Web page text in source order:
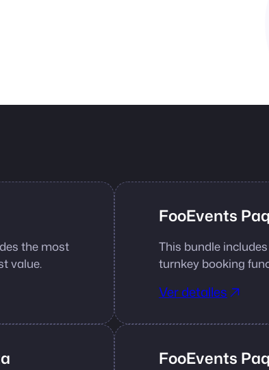
the most
value.
FooEvents
This bundle
turnkey booking
Ver detalles
FooEvents